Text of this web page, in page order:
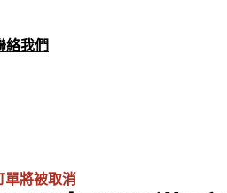
絡我們
單將被取消